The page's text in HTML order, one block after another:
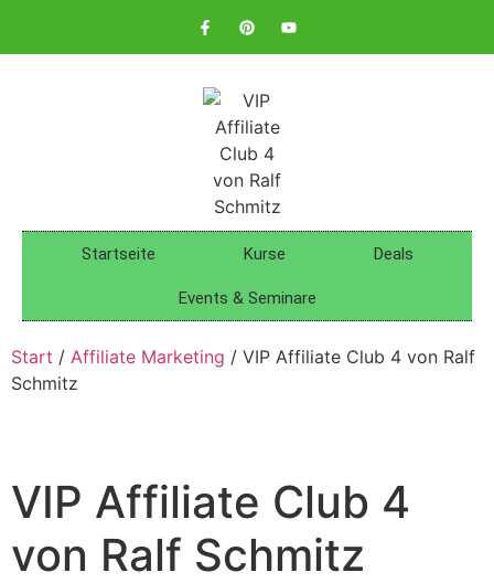
Startseite Kurse Deals
Events & Seminare
Start / Affiliate Marketing / VIP Affiliate Club 4 von Ralf
Schmitz
VIP Affiliate Club 4
von Ralf Schmitz